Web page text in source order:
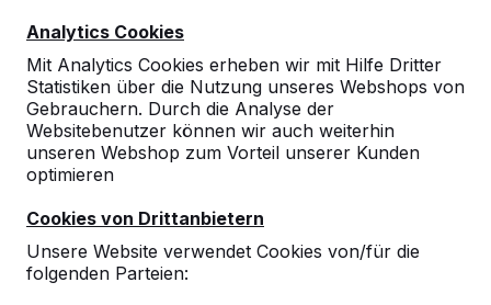
Analytics Cookies
Mit Analytics Cookies erheben wir mit Hilfe Dritter
Statistiken über die Nutzung unseres Webshops von
Gebrauchern. Durch die Analyse der
Websitebenutzer können wir auch weiterhin
unseren Webshop zum Vorteil unserer Kunden
optimieren
Cookies von Drittanbietern
Unsere Website verwendet Cookies von/für die
folgenden Parteien:
Referenzen